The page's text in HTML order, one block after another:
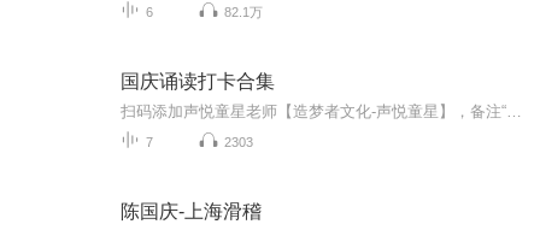
6 82.1万
国庆诵读打卡合集
7 2303
陈国庆-上海滑稽